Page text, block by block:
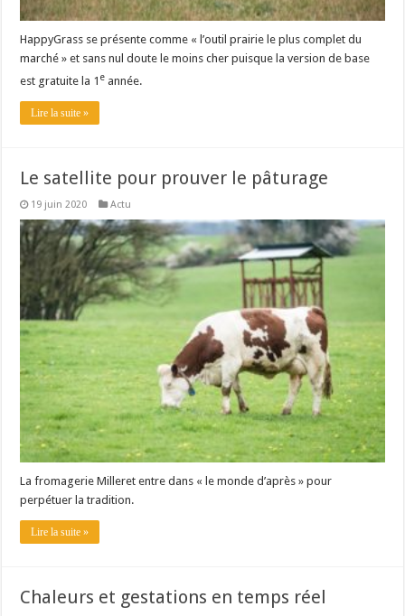
HappyGrass se présente comme « l’outil prairie le plus complet du
marché » et sans nul doute le moins cher puisque la version de base
est gratuite la 1 e année.
Lire la suite »
Le satellite pour prouver le pâturage
19 juin 2020 Actu
La fromagerie Milleret entre dans « le monde d’après » pour
perpétuer la tradition.
Lire la suite »
Chaleurs et gestations en temps réel